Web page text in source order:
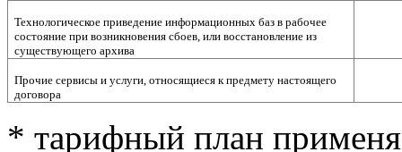
Технологическое приведение информационных баз в рабочее
состояние при возникновения сбоев, или восстановление из
существующего архива
Прочие сервисы и услуги, относящиеся к предмету настоящего
договора
* тарифный план